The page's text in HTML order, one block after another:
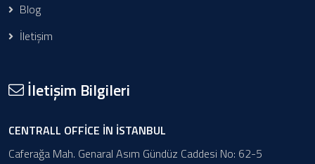
Blog
İletişim
İletişim Bilgileri
CENTRALL OFFİCE İN İSTANBUL
Caferağa Mah. Genaral Asım Gündüz Caddesi No: 62-5